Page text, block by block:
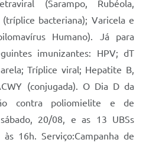
(Sarampo, Rubéola,
(tríplice bacteriana); Varicela e
Humano). Já para
imunizantes: HPV; dT
Tríplice viral; Hepatite B,
(conjugada). O Dia D da
contra poliomielite e de
20/08, e as 13 UBSs
16h. Serviço:Campanha de